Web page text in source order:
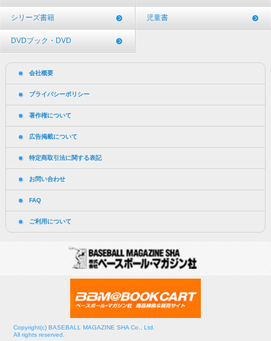
シリーズ書籍 児童書
DVDブック・DVD
会社概要
プライバシーポリシー
著作権について
広告掲載について
特定商取引法に関する表記
お問い合わせ
FAQ
ご利用について
Copyright(c) BASEBALL MAGAZINE SHA Co., Ltd.
All rights reserved.